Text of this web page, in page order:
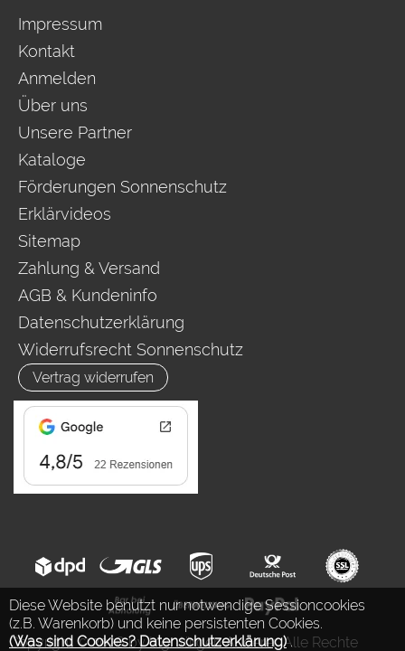
Diese Website benutzt nur notwendige Sessioncookies
(z.B. Warenkorb) und keine persistenten Cookies.
(Was sind Cookies? Datenschutzerklärung).
Impressum
Kontakt
Anmelden
Über uns
Unsere Partner
Kataloge
Förderungen Sonnenschutz
Erklärvideos
Sitemap
Zahlung & Versand
AGB & Kundeninfo
Datenschutzerklärung
Widerrufsrecht Sonnenschutz
Vertrag widerrufen
Copyright © 2026 by Ing. Jürgen Auderer. Alle Rechte